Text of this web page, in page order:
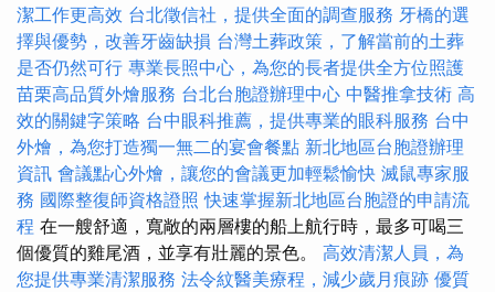
潔工作更高效 台北徵信社，提供全面的調查服務 牙橋的選
擇與優勢，改善牙齒缺損 台灣土葬政策，了解當前的土葬
是否仍然可行 專業長照中心，為您的長者提供全方位照護
苗栗高品質外燴服務 台北台胞證辦理中心 中醫推拿技術 高
效的關鍵字策略 台中眼科推薦，提供專業的眼科服務 台中
外燴，為您打造獨一無二的宴會餐點 新北地區台胞證辦理
資訊 會議點心外燴，讓您的會議更加輕鬆愉快 滅鼠專家服
務 國際整復師資格證照快速掌握新北地區台胞證的申請流
程 在一艘舒適，寬敞的兩層樓的船上航行時，最多可喝三
個優質的雞尾酒，並享有壯麗的景色。 高效清潔人員，為
您提供專業清潔服務 法令紋醫美療程，減少歲月痕跡 優質